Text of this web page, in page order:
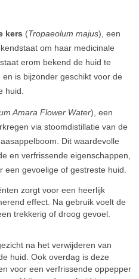
kers (Tropaeolum majus), een
om haar medicinale
erom bekend de huid te
is bijzonder geschikt voor de
huid.
Amara Flower Water), een
via stoomdistillatie van de
Dit waardevolle
en verfrissende eigenschappen,
gevoelige of gestreste huid.
zorgt voor een heerlijk
effect. Na gebruik voelt de
trekkerig of droog gevoel.
na het verwijderen van
huid. Ook overdag is deze
voor een verfrissende oppepper